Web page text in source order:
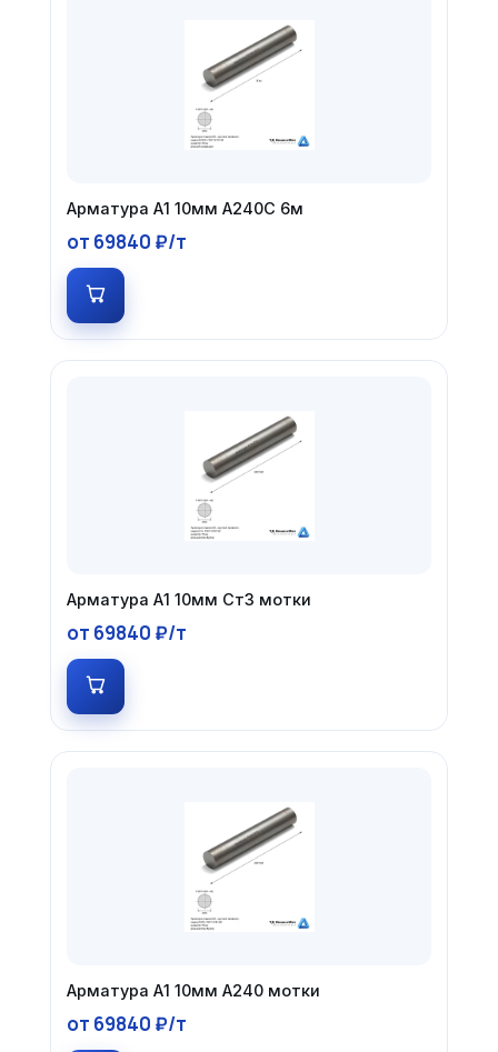
Арматура А1 10мм А240С 6м
от 69840 ₽/т
Арматура А1 10мм Ст3 мотки
от 69840 ₽/т
Арматура А1 10мм А240 мотки
от 69840 ₽/т